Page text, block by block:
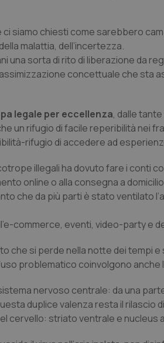
siamo chiesti come sarebbero
malattia, dell’incertezza.
una sorta di rito di liberazione da
concettuale che sta
legale per eccellenza, dalle
un rifugio di facile reperibilità nei
rifugio di accedere ad
illegali ha dovuto fare i conti
online o alla consegna a
che da più parti è stato ventilato
commerce, eventi, video-party e
che si perde nella notte dei tempi
problematico coinvolgono anche
sistema nervoso centrale: da una
duplice valenza resta il
cervello: striato ventrale e nucleus